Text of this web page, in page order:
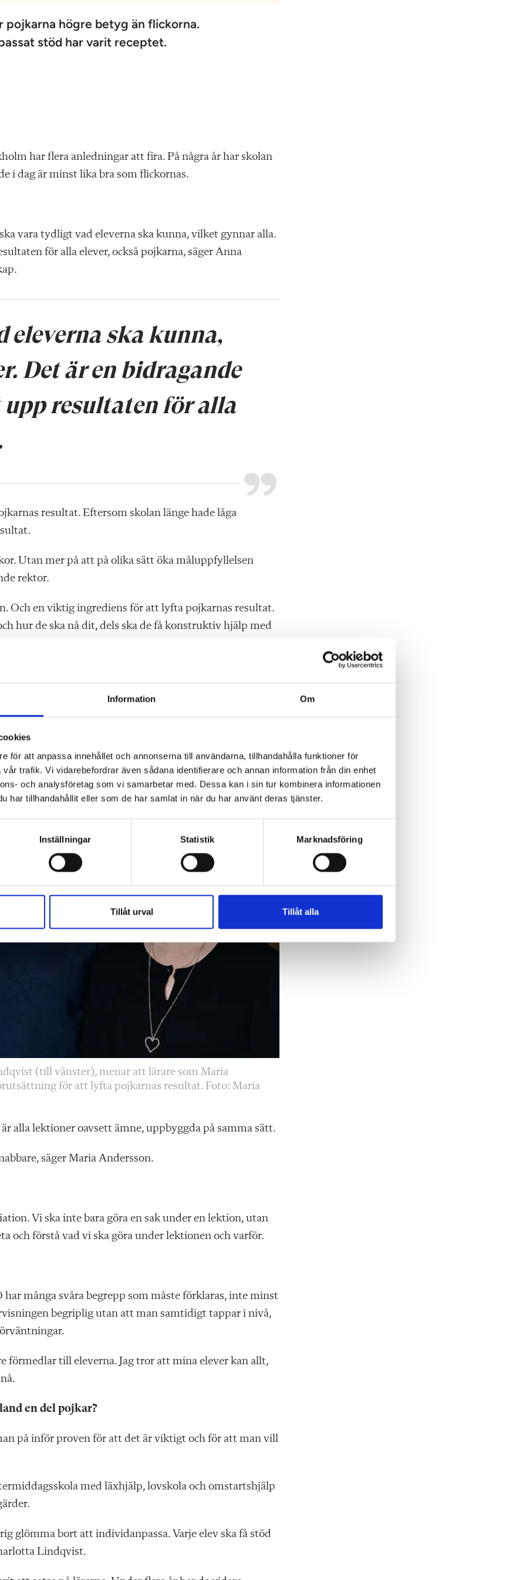
Information Om
för att anpassa innehållet och annonserna till användarna, tillhandahålla funktioner för
trafik. Vi vidarebefordrar även sådana identifierare och annan information från din enhet
och analysföretag som vi samarbetar med. Dessa kan i sin tur kombinera informationen
har tillhandahållit eller som de har samlat in när du har använt deras tjänster.
Inställningar Statistik Marknadsföring
Tillåt urval Tillåt alla
pojkarna högre betyg än flickorna.
stöd har varit receptet.
har flera anledningar att fira. På några år har skolan
i dag är minst lika bra som flickornas.
vara tydligt vad eleverna ska kunna, vilket gynnar alla.
för alla elever, också pojkarna, säger Anna
eleverna ska kunna,
Det är en bidragande
resultaten för alla
resultat. Eftersom skolan länge hade låga
Utan mer på att på olika sätt öka måluppfyllelsen
rektor.
Och en viktig ingrediens för att lyfta pojkarnas resultat.
hur de ska nå dit, dels ska de få konstruktiv hjälp med
om en personlig ­utveckling under tre viktiga tonår.
säger Maria Andersson, musiklärare.
(till vänster), menar att lärare som Maria
för att lyfta pojkarnas resultat. Foto: Maria
alla lektioner oavsett ämne, uppbyggda på samma sätt.
säger Maria Andersson.
Vi ska inte bara göra en sak under en lektion, utan
och förstå vad vi ska göra under lektionen och varför.
många svåra begrepp som måste förklaras, inte minst
begriplig utan att man samtidigt tappar i nivå,
till eleverna. Jag tror att mina elever kan allt,
en del pojkar?
på inför proven för att det är viktigt och för att man vill
med läxhjälp, lovskola och omstartshjälp
glömma bort att individanpassa. Varje elev ska få stöd
Lindqvist.